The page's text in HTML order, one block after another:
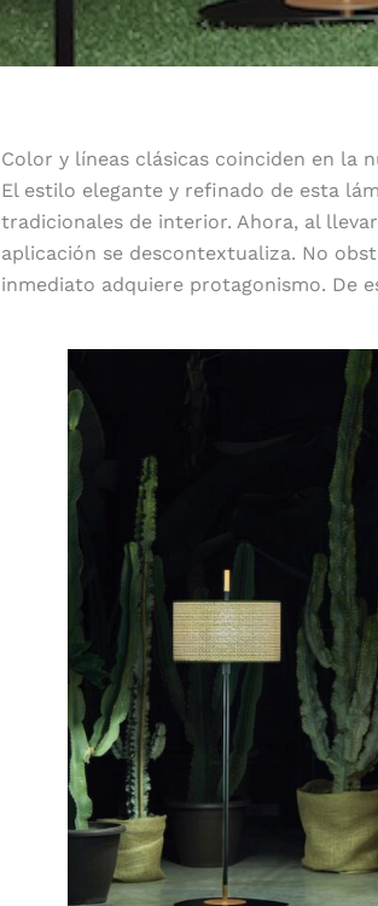
Color y líneas clásicas coinciden en la
El estilo elegante y refinado de esta
tradicionales de interior. Ahora, al
aplicación se descontextualiza. No
inmediato adquiere protagonismo. De